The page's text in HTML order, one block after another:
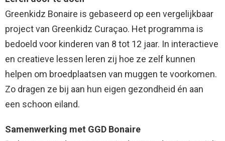
Greenkidz Bonaire is gebaseerd op een vergelijkbaar
project van Greenkidz Curaçao. Het programma is
bedoeld voor kinderen van 8 tot 12 jaar. In interactieve
en creatieve lessen leren zij hoe ze zelf kunnen
helpen om broedplaatsen van muggen te voorkomen.
Zo dragen ze bij aan hun eigen gezondheid én aan
een schoon eiland.
Samenwerking met GGD Bonaire